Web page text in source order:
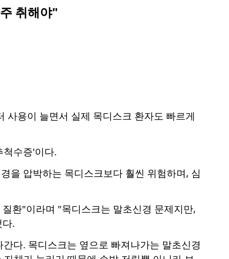
취해야"
사용이 늘면서 실제 목디스크 환자도 빠르게
척수증'이다.
을 압박하는 목디스크보다 훨씬 위험하며, 심
환"이라며 "목디스크는 말초신경 문제지만,
.
다. 목디스크는 옆으로 빠져나가는 말초신경